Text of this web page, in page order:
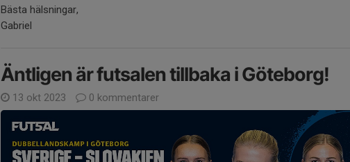
Bästa hälsningar,
Gabriel
Äntligen är futsalen tillbaka i Göteborg!
13 okt 2023 0 kommentarer